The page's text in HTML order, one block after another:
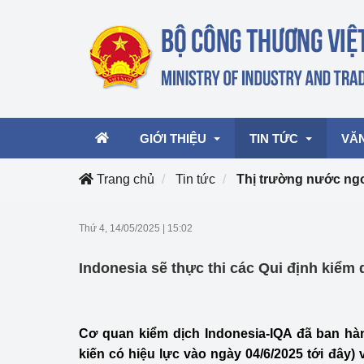
GIỚI THIỆU TIN TỨC
mại, Dịch vụ Việt
Hoạt động của Bộ
Trang chủ Tin tức Thị trường nước
Thứ 4, 14/05/2025 15:02
Indonesia sẽ thực thi các Qui định kiểm
Cơ quan kiểm dịch Indonesia-IQA đã ban
kiến có hiệu lực vào ngày 04/6/2025 tới